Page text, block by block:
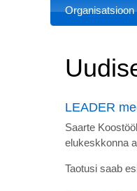
Organisatsioon
LEADER
Saarte
elukeskkonna
Taotusi saab